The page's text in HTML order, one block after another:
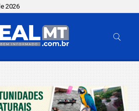
2026